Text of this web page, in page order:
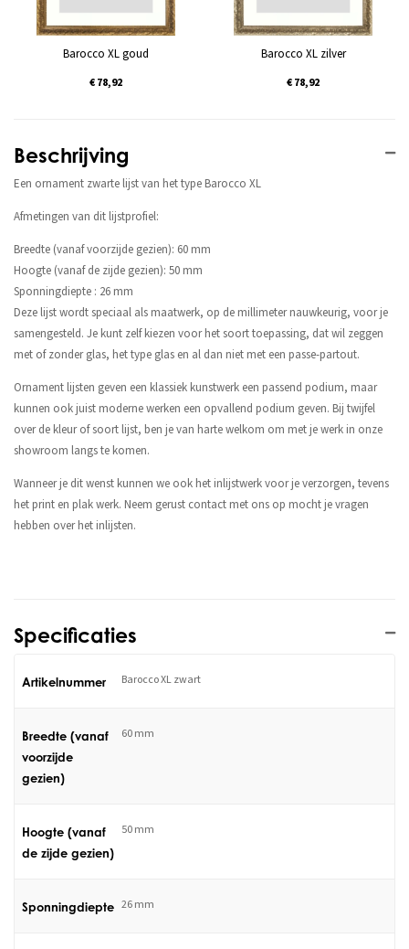
Beschrijving
Een ornament zwarte lijst van het type Barocco XL
Afmetingen van dit lijstprofiel:
Breedte (vanaf voorzijde gezien): 60 mm
Hoogte (vanaf de zijde gezien): 50 mm
Sponningdiepte : 26 mm
Deze lijst wordt speciaal als maatwerk, op de millimeter nauwkeurig, voor je
samengesteld. Je kunt zelf kiezen voor het soort toepassing, dat wil zeggen
met of zonder glas, het type glas en al dan niet met een passe-partout.
Ornament lijsten geven een klassiek kunstwerk een passend podium, maar
kunnen ook juist moderne werken een opvallend podium geven. Bij twijfel
over de kleur of soort lijst, ben je van harte welkom om met je werk in onze
showroom langs te komen.
Wanneer je dit wenst kunnen we ook het inlijstwerk voor je verzorgen, tevens
het print en plak werk. Neem gerust contact met ons op mocht je vragen
hebben over het inlijsten.
Specificaties
Artikelnummer Barocco XL zwart
Breedte (vanaf
voorzijde
gezien)
60 mm
Hoogte (vanaf
de zijde gezien)
50 mm
Sponningdiepte 26 mm
Barocco XL goud
€ 78,92
Barocco XL zilver
€ 78,92